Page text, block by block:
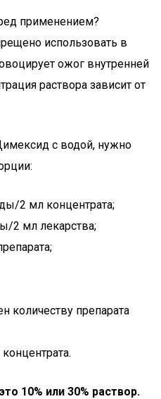
применением?
использовать в
ожог внутренней
раствора зависит от
с водой, нужно
2 мл концентрата;
2 мл лекарства;
количеству препарата
10% или 30% раствор.